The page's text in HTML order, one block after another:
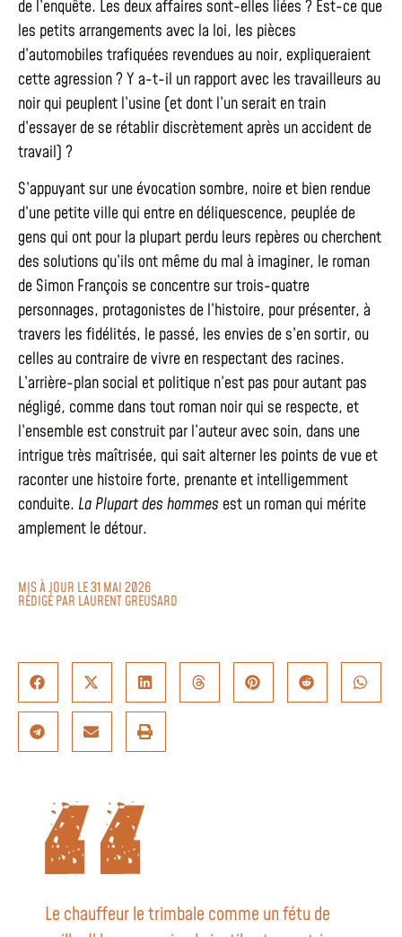
de l’enquête. Les deux affaires sont-elles liées ? Est-ce que
les petits arrangements avec la loi, les pièces
d’automobiles trafiquées revendues au noir, expliqueraient
cette agression ? Y a-t-il un rapport avec les travailleurs au
noir qui peuplent l’usine (et dont l’un serait en train
d’essayer de se rétablir discrètement après un accident de
travail) ?
S’appuyant sur une évocation sombre, noire et bien rendue
d’une petite ville qui entre en déliquescence, peuplée de
gens qui ont pour la plupart perdu leurs repères ou cherchent
des solutions qu’ils ont même du mal à imaginer, le roman
de Simon François se concentre sur trois-quatre
personnages, protagonistes de l’histoire, pour présenter, à
travers les fidélités, le passé, les envies de s’en sortir, ou
celles au contraire de vivre en respectant des racines.
L’arrière-plan social et politique n’est pas pour autant pas
négligé, comme dans tout roman noir qui se respecte, et
l’ensemble est construit par l’auteur avec soin, dans une
intrigue très maîtrisée, qui sait alterner les points de vue et
raconter une histoire forte, prenante et intelligemment
conduite. La Plupart des hommes est un roman qui mérite
amplement le détour.
MIS À JOUR LE 31 MAI 2026
RÉDIGÉ PAR LAURENT GREUSARD
Le chauffeur le trimbale comme un fétu de